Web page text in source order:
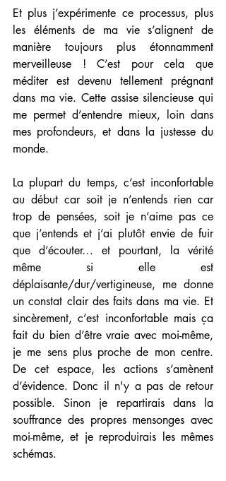
Et plus j’expérimente ce processus, plus
les éléments de ma vie s’alignent de
manière toujours plus étonnamment
merveilleuse ! C’est pour cela que
méditer est devenu tellement prégnant
dans ma vie. Cette assise silencieuse qui
me permet d’entendre mieux, loin dans
mes profondeurs, et dans la justesse du
monde.
La plupart du temps, c’est inconfortable
au début car soit je n’entends rien car
trop de pensées, soit je n’aime pas ce
que j’entends et j’ai plutôt envie de fuir
que d’écouter… et pourtant, la vérité
même si elle est
déplaisante/dur/vertigineuse, me donne
un constat clair des faits dans ma vie. Et
sincèrement, c’est inconfortable mais ça
fait du bien d’être vraie avec moi-même,
je me sens plus proche de mon centre.
De cet espace, les actions s’amènent
d’évidence. Donc il n'y a pas de retour
possible. Sinon je repartirais dans la
souffrance des propres mensonges avec
moi-même, et je reproduirais les mêmes
schémas.